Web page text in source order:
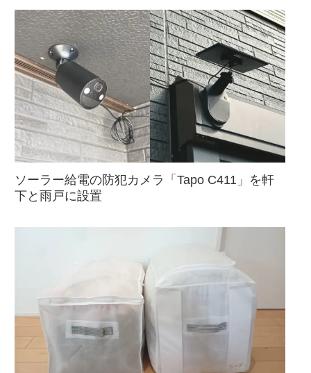
ソーラー給電の防犯カメラ「Tapo C411」を軒
下と雨戸に設置